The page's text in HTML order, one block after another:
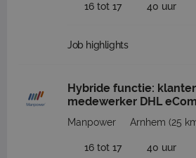
16 tot 17 40 uur
Job highlights
Hybride functie:
medewerker DHL
Manpower Arnhem (25
16 tot 17 40 uur